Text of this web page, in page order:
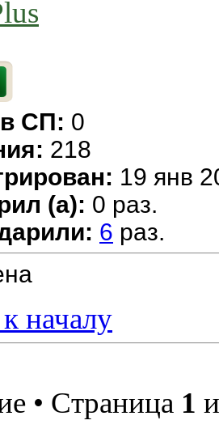
СП: 0
218
19 янв
(а): 0 раз.
6 раз.
началу
• Страница 1